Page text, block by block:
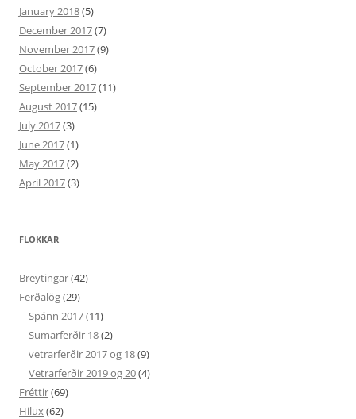
January 2018(5)
December 2017(7)
November 2017(9)
October 2017(6)
September 2017(11)
August 2017(15)
July 2017(3)
June 2017(1)
May 2017(2)
April 2017(3)
FLOKKAR
Breytingar(42)
Ferðalög(29)
Spánn 2017(11)
Sumarferðir 18(2)
vetrarferðir 2017 og 18(9)
Vetrarferðir 2019 og 20(4)
Fréttir(69)
Hilux (62)